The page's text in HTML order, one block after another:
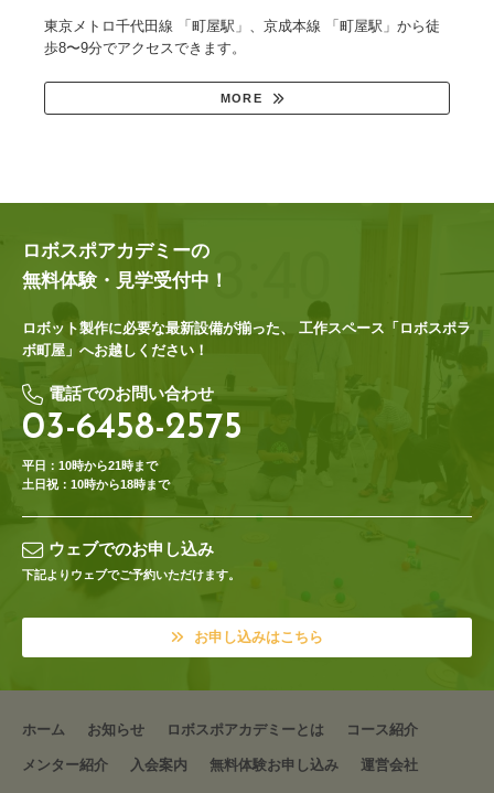
東京メトロ千代田線 「町屋駅」、京成本線 「町屋駅」から徒
歩8〜9分でアクセスできます。
MORE
ロボスポアカデミーの
無料体験・見学受付中！
ロボット製作に必要な最新設備が揃った、
工作スペース「ロボスポラ
ボ町屋」へお越しください！
電話でのお問い合わせ
03-6458-2575
平日：10時から21時まで
土日祝：10時から18時まで
ウェブでのお申し込み
下記よりウェブでご予約いただけます。
お申し込みはこちら
ホーム お知らせ ロボスポアカデミーとは コース紹介
メンター紹介 入会案内 無料体験お申し込み 運営会社